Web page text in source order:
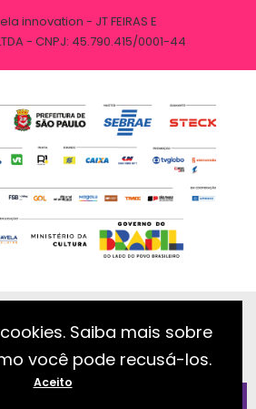
innovation - JT FEIRAS E
- CNPJ: 45.790.415/0001-44
Saiba mais sobre
você pode recusá-los.
Aceito